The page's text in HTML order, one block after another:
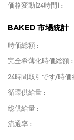
価格変動(24時間)
BAKED 市場統計
時価総額
完全希薄化時価総額
24時間取引です/時価
循環供給量
総供給量
流通率